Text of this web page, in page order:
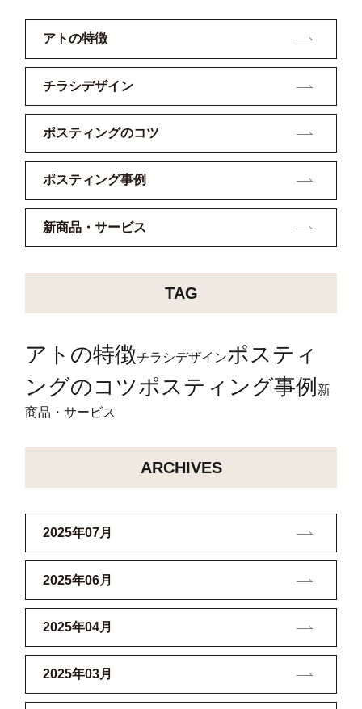
アトの特徴
チラシデザイン
ポスティングのコツ
ポスティング事例
新商品・サービス
TAG
アトの特徴チラシデザインポスティ
ングのコツポスティング事例 新
商品・サービス
ARCHIVES
2025年07月
2025年06月
2025年04月
2025年03月